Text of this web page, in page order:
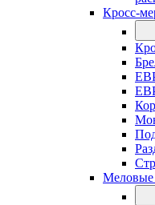
Кросс-
Меловые